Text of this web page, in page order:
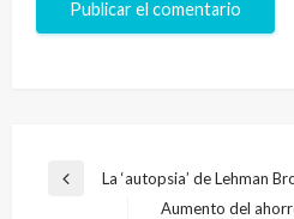
Navegación
Entrada
La ‘autopsia’ de Lehman
Aumento del